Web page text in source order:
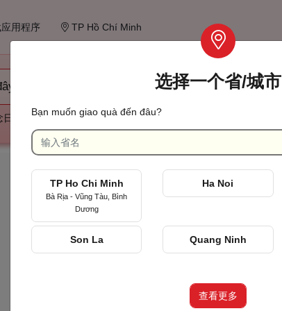
用程序 TP Hồ Chí Minh
庆祝我们见面的第一天
选择一个省/城市
Bạn muốn giao quà đến đâu?
TP Ho Chi Minh
Bà Rịa - Vũng Tàu, Bình
Dương
Ha Noi
Son La Quang Ninh
查看更多